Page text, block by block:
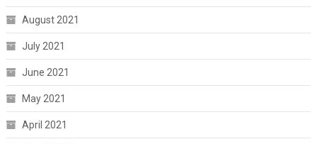
August 2021
July 2021
June 2021
May 2021
April 2021